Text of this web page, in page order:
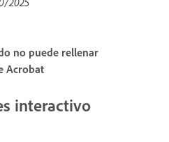
no puede rellenar
Acrobat
interactivo